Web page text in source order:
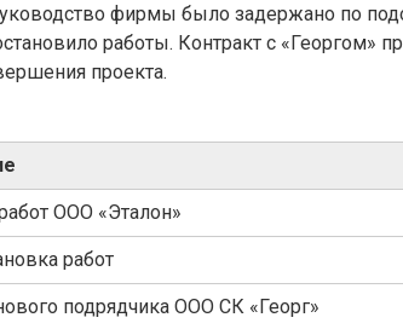
фирмы было задержано по
работы. Контракт с «Георгом»
проекта.
ООО «Эталон»
работ
подрядчика ООО СК «Георг»